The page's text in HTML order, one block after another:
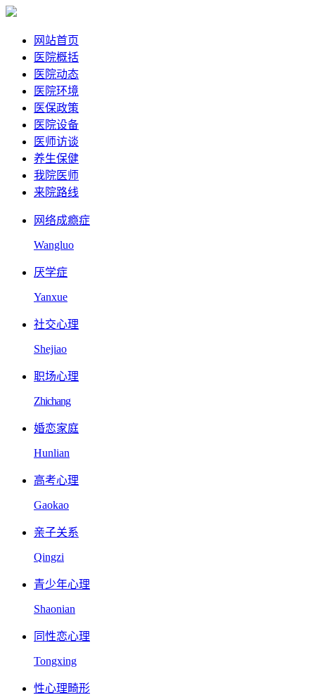
网站首页
医院概括
医院动态
医院环境
医保政策
医院设备
医师访谈
养生保健
我院医师
来院路线
网络成瘾症
Wangluo
厌学症
Yanxue
社交心理
Shejiao
职场心理
Zhichang
婚恋家庭
Hunlian
高考心理
Gaokao
亲子关系
Qingzi
青少年心理
Shaonian
同性恋心理
Tongxing
性心理畸形